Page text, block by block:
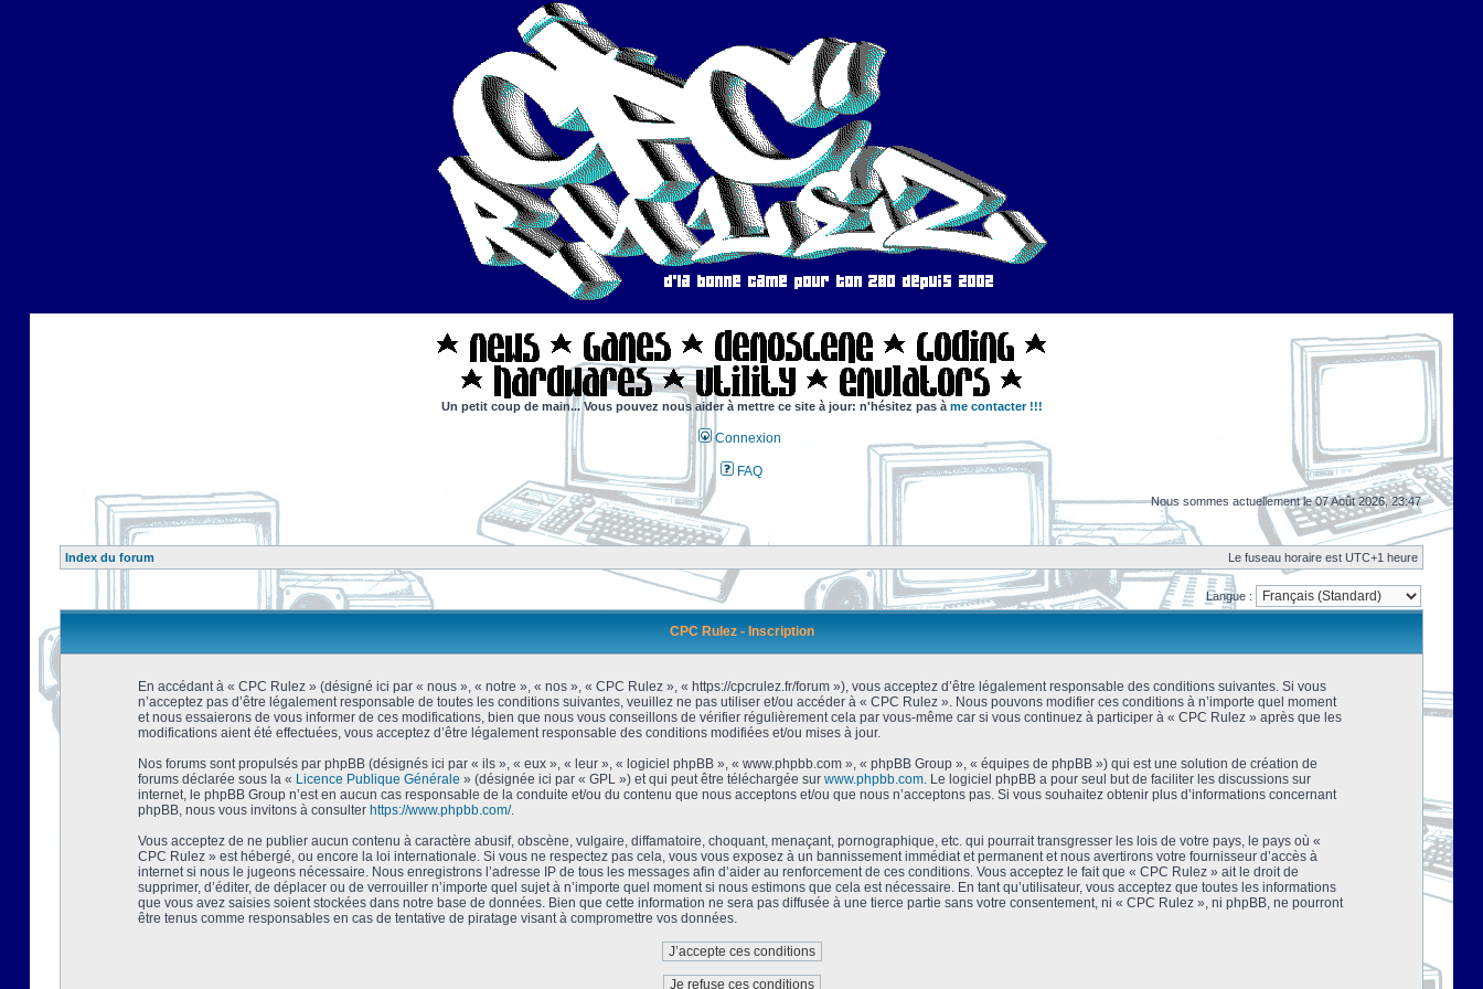
Un petit coup de main... Vous pouvez nous aider à mettre ce site à jour: n'hésitez pas à me contacter !!!
Connexion
FAQ
Nous sommes actuellement le 07 Août 2026, 23:47
Index du forum Le fuseau horaire est UTC+1 heure
Langue :
CPC Rulez - Inscription
En accédant à « CPC Rulez » (désigné ici par « nous », « notre », « nos », « CPC Rulez », « https://cpcrulez.fr/forum »), vous acceptez d’être légalement responsable des conditions suivantes. Si vous
n’acceptez pas d’être légalement responsable de toutes les conditions suivantes, veuillez ne pas utiliser et/ou accéder à « CPC Rulez ». Nous pouvons modifier ces conditions à n’importe quel moment
et nous essaierons de vous informer de ces modifications, bien que nous vous conseillons de vérifier régulièrement cela par vous-même car si vous continuez à participer à « CPC Rulez » après que les
modifications aient été effectuées, vous acceptez d’être légalement responsable des conditions modifiées et/ou mises à jour.
Nos forums sont propulsés par phpBB (désignés ici par « ils », « eux », « leur », « logiciel phpBB », « www.phpbb.com », « phpBB Group », « équipes de phpBB ») qui est une solution de création de
forums déclarée sous la « Licence Publique Générale » (désignée ici par « GPL ») et qui peut être téléchargée sur www.phpbb.com. Le logiciel phpBB a pour seul but de faciliter les discussions sur
internet, le phpBB Group n’est en aucun cas responsable de la conduite et/ou du contenu que nous acceptons et/ou que nous n’acceptons pas. Si vous souhaitez obtenir plus d’informations concernant
phpBB, nous vous invitons à consulter https://www.phpbb.com/.
Vous acceptez de ne publier aucun contenu à caractère abusif, obscène, vulgaire, diffamatoire, choquant, menaçant, pornographique, etc. qui pourrait transgresser les lois de votre pays, le pays où «
CPC Rulez » est hébergé, ou encore la loi internationale. Si vous ne respectez pas cela, vous vous exposez à un bannissement immédiat et permanent et nous avertirons votre fournisseur d’accès à
internet si nous le jugeons nécessaire. Nous enregistrons l’adresse IP de tous les messages afin d’aider au renforcement de ces conditions. Vous acceptez le fait que « CPC Rulez » ait le droit de
supprimer, d’éditer, de déplacer ou de verrouiller n’importe quel sujet à n’importe quel moment si nous estimons que cela est nécessaire. En tant qu’utilisateur, vous acceptez que toutes les informations
que vous avez saisies soient stockées dans notre base de données. Bien que cette information ne sera pas diffusée à une tierce partie sans votre consentement, ni « CPC Rulez », ni phpBB, ne pourront
être tenus comme responsables en cas de tentative de piratage visant à compromettre vos données.